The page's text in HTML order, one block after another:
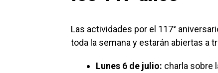
Las actividades por el 117°
toda la semana y estarán abiertas a
Lunes 6 de julio: charla sobre